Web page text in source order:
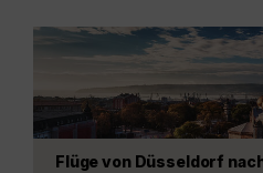
Flüge von Düsseldorf